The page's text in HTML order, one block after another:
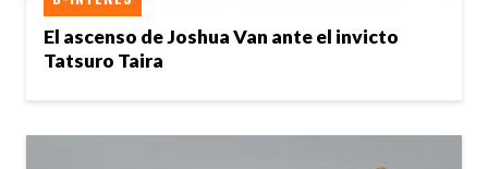
El ascenso de Joshua Van ante el invicto
Tatsuro Taira